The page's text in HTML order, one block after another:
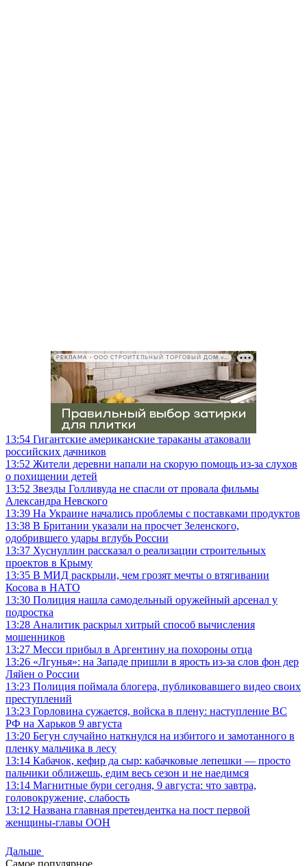
РЕКЛАМА • ООО СТРОИТЕЛЬНЫЙ ТОРГОВЫЙ ДОМ «ПЕТРОВИЧ», ИНН 7802348846
13:54 Гигантские американские тараканы атаковали
российских дачников
13:52 Жители деревни напали на скорую помощь из-за слухов
о похищении детей
13:52 Звезды Голливуда не спасли от провала фильмы
Александра Невского
13:39 На Украине начались проблемы с поставками продуктов
13:38 В Британии указали на просчет Зеленского,
одобрившего удары вглубь России
13:37 Хуснуллин рассказал о реализации строительных
проектов в Крыму
13:35 В МИД раскрыли, чем грозят мечты о втягивании
Косова в НАТО
13:30 Полиция нашла самодельный оружейный арсенал у
подростка
13:28 Аналитик раскрыл хитрый способ вычисления
мошенников
13:27 Месси прибыл в Аргентину на похороны отца
13:26 «Лгунья»: на Западе пришли в ярость из-за слов фон дер
Ляйен о России
13:23 Полиция поймала блогера, публиковавшего видео своих
преступлений
13:23 Горловина сужается, войска в плену: наступление ВС
РФ на Харьков 9 августа
13:20 Бегун случайно наткнулся на избитого и замотанного в
пленку мальчика в лесу
13:14 Кабачок, кефир да сыр: кабачковые лепешки — просто
пальчики оближешь, едим весь сезон и не наедимся
13:14 Магнитные бури сегодня, 9 августа: что завтра,
головокружение, слабость
13:12 Названа главная претендентка на пост первой
женщины-главы ООН
Дальше
Самое популярное